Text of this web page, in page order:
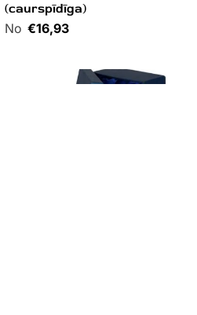
(caurspīdīga)
Cena€16,93